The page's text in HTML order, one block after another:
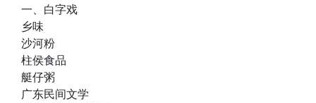
一、白字戏
乡味
沙河粉
柱侯食品
艇仔粥
广东民间文学